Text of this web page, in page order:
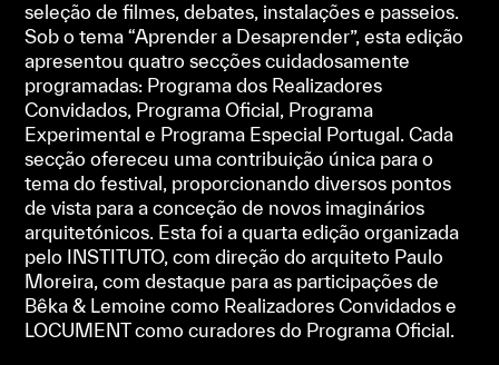
seleção de filmes, debates, instalações e passeios.
Sob o tema “Aprender a Desaprender”, esta edição
apresentou quatro secções cuidadosamente
programadas: Programa dos Realizadores
Convidados, Programa Oficial, Programa
Experimental e Programa Especial Portugal. Cada
secção ofereceu uma contribuição única para o
tema do festival, proporcionando diversos pontos
de vista para a conceção de novos imaginários
arquitetónicos. Esta foi a quarta edição organizada
pelo INSTITUTO, com direção do arquiteto Paulo
Moreira, com destaque para as participações de
Bêka & Lemoine como Realizadores Convidados e
LOCUMENT como curadores do Programa Oficial.